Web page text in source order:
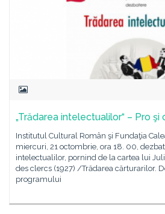
„Trădarea intelectualilor“ – Pro şi
Institutul Cultural Român şi Fundaţia
miercuri, 21 octombrie, ora 18. 00,
intelectualilor, pornind de la cartea lui
des clercs (1927) /Trădarea cărturarilor.
programului